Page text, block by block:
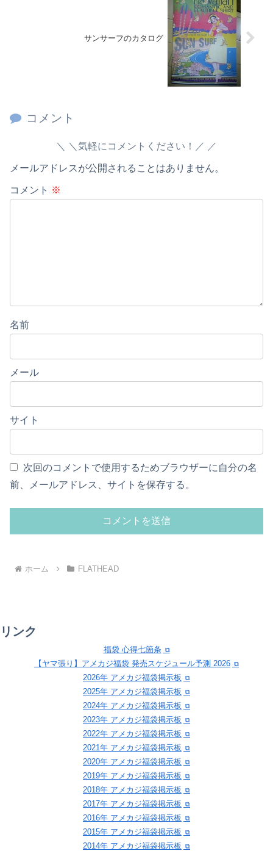
サンサーフのカタログ
コメント
＼気軽にコメントください！／
メールアドレスが公開されることはありません。
コメント ※
名前
メール
サイト
次回のコメントで使用するためブラウザーに自分の名
前、メールアドレス、サイトを保存する。
ホーム FLATHEAD
リンク
福袋 心得七箇条
【ヤマ張り】アメカジ福袋 発売スケジュール予測 2026
2026年 アメカジ福袋掲示板
2025年 アメカジ福袋掲示板
2024年 アメカジ福袋掲示板
2023年 アメカジ福袋掲示板
2022年 アメカジ福袋掲示板
2021年 アメカジ福袋掲示板
2020年 アメカジ福袋掲示板
2019年 アメカジ福袋掲示板
2018年 アメカジ福袋掲示板
2017年 アメカジ福袋掲示板
2016年 アメカジ福袋掲示板
2015年 アメカジ福袋掲示板
2014年 アメカジ福袋掲示板